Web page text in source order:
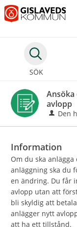
Välkommen
till
tjänster
Gislaveds
kommun
SÖK
avlopp
Den
Information
Om du ska
anläggning ska du
en ändring. Du får
avlopp utan att
bli skyldig att
anlägger nytt
att ha ett tillstånd.